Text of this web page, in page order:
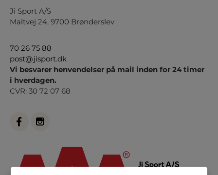
Ji Sport A/S
Maltvej 24, 9700 Brønderslev
70 26 75 88
post@jisport.dk
Vi besvarer henvendelser på mail inden for 24 timer
i hverdagen.
CVR: 30 72 07 68